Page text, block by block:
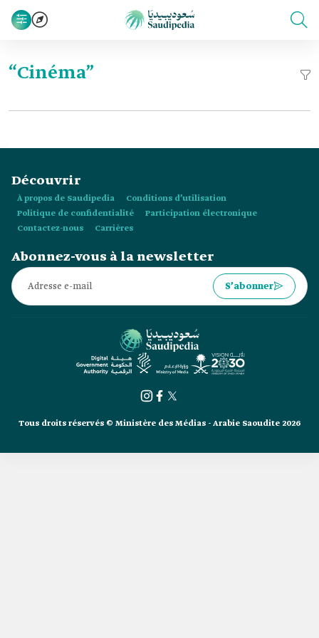
“Cinéma”
Découvrir
À propos de Saudipedia
Conditions d’utilisation
Politique de confidentialité
Participation électronique
Contactez-nous
Carrières
Abonnez-vous à la newsletter
S’abonner
Tous droits réservés © Ministère des Médias - Arabie Saoudite 2026